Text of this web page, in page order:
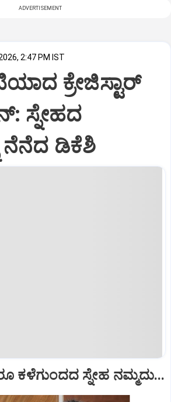
ADVERTISEMENT
2:47 PM IST
ಕ್ರೇಜಿಸ್ಟಾರ್‌
ಸ್ನೇಹದ
ನೆನೆದ ಡಿಕೆಶಿ
ಕಳೆಗುಂದದ ಸ್ನೇಹ ನಮ್ಮದು...